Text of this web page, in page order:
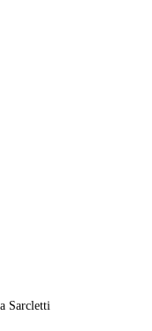
Sarcletti